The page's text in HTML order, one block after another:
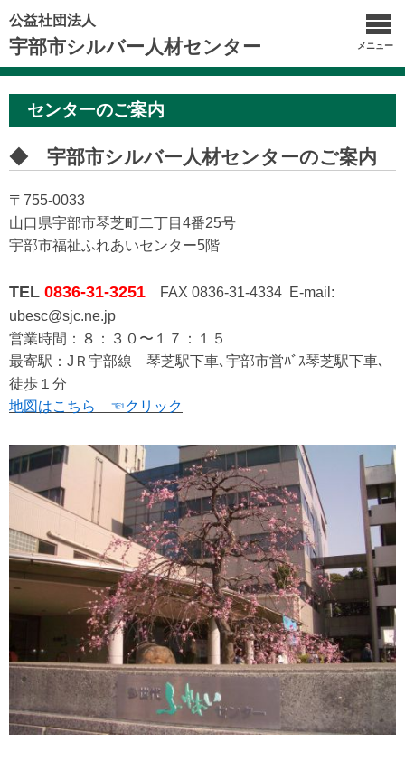
公益社団法人
宇部市シルバー人材センター メニュー
センターのご案内
◆ 宇部市シルバー人材センターのご案内
〒755-0033
山口県宇部市琴芝町二丁目4番25号
宇部市福祉ふれあいセンター5階
TEL 0836-31-3251 FAX 0836-31-4334 E-mail:
ubesc@sjc.ne.jp
営業時間：８：３０〜１７：１５
最寄駅：JＲ宇部線 琴芝駅下車､宇部市営ﾊﾞｽ琴芝駅下車､
徒歩１分
地図はこちら ☜クリック